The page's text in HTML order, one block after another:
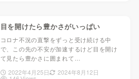
目を開けたら豊かさがいっぱい
コロナ不況の直撃をずっと受け続ける中
で、この先の不安が加速するけど目を開け
て見たら豊かさに囲まれて…
2022年4月25日
2024年8月12日